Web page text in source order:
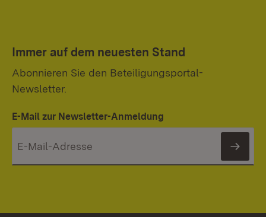
Immer auf dem neuesten Stand
Abonnieren Sie den Beteiligungsportal-
Newsletter.
E-Mail zur Newsletter-Anmeldung